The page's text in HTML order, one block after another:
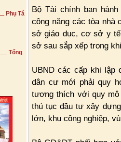
Phụ Tá
Tổng
Bộ Tài chính ban
công năng các tòa
sở giáo dục, cơ sở y
sở sau sắp xếp trong
UBND các cấp khi lập
dân cư mới phải quy
tương thích với quy
thủ tục đầu tư xây
lớn, khu công nghiệp,